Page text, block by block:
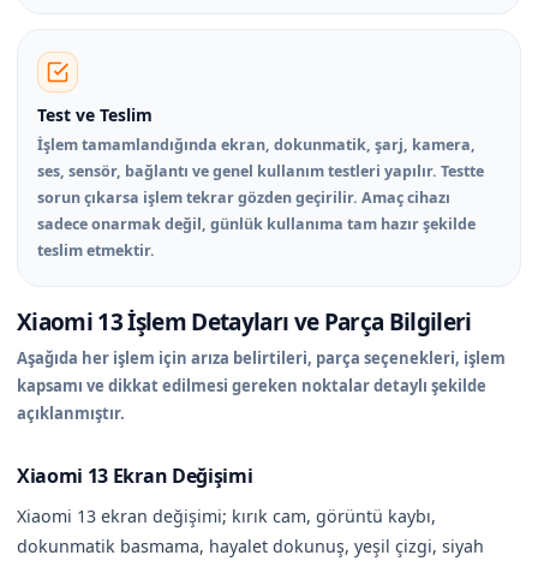
Test ve Teslim
İşlem tamamlandığında ekran, dokunmatik, şarj, kamera,
ses, sensör, bağlantı ve genel kullanım testleri yapılır. Testte
sorun çıkarsa işlem tekrar gözden geçirilir. Amaç cihazı
sadece onarmak değil, günlük kullanıma tam hazır şekilde
teslim etmektir.
Xiaomi 13 İşlem Detayları ve Parça Bilgileri
Aşağıda her işlem için arıza belirtileri, parça seçenekleri, işlem
kapsamı ve dikkat edilmesi gereken noktalar detaylı şekilde
açıklanmıştır.
Xiaomi 13 Ekran Değişimi
Xiaomi 13 ekran değişimi; kırık cam, görüntü kaybı,
dokunmatik basmama, hayalet dokunuş, yeşil çizgi, siyah